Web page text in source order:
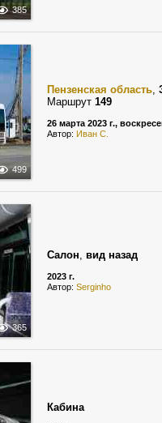
385
499
Пензенская область,
Маршрут 149
26 марта 2023 г.,
Автор: Иван С.
365
Салон, вид назад
2023 г.
Автор: Serginho
Кабина